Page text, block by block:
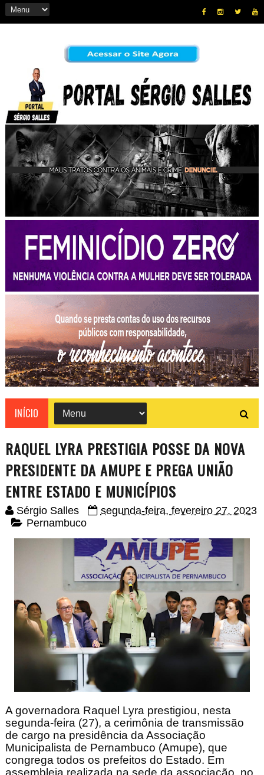
INÍCIO
RAQUEL LYRA PRESTIGIA POSSE DA NOVA
PRESIDENTE DA AMUPE E PREGA UNIÃO
ENTRE ESTADO E MUNICÍPIOS
Sérgio Salles
segunda-feira, fevereiro 27, 2023
Pernambuco
A governadora Raquel Lyra prestigiou, nesta
segunda-feira (27), a cerimônia de transmissão
de cargo na presidência da Associação
Municipalista de Pernambuco (Amupe), que
congrega todos os prefeitos do Estado. Em
assembleia realizada na sede da associação, no